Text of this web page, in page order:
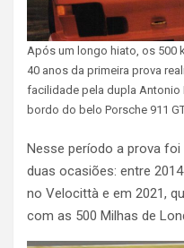
Após um longo hiato, os 500
40 anos da primeira prova
facilidade pela dupla Antonio
bordo do belo Porsche 911
Nesse período a prova
duas ocasiões: entre
no Velocittà e em 2021,
com as 500 Milhas de